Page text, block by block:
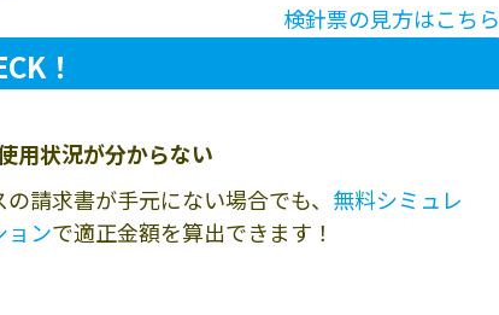
検針票の見方はこちら
！
用状況が分からない
の請求書が手元にない場合でも、 無料シミュレ
ョンで適正金額を算出できます！